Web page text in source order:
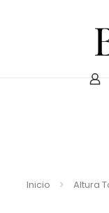
Inicio Altura